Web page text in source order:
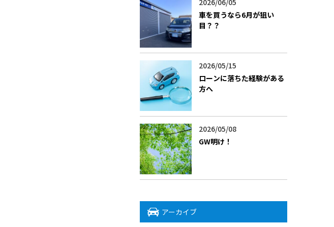
2026/06/05
車を買うなら6月が狙い
目？？
2026/05/15
ローンに落ちた経験がある
方へ
2026/05/08
GW明け！
アーカイブ